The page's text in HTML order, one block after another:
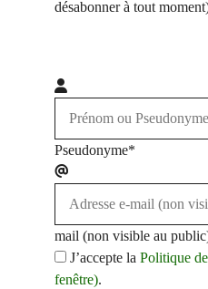
désabonner à tout
Pseudonyme*
mail (non visible au
J’accepte la Politique
fenêtre).